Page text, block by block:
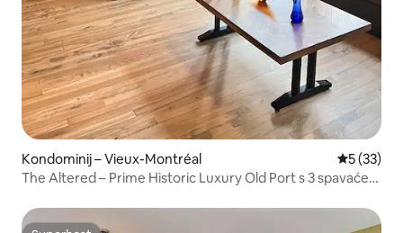
Kondominij – Vieux-Montréal Prosječna
5 (33)
The Altered – Prime Historic Luxury Old Port s 3 spavaće